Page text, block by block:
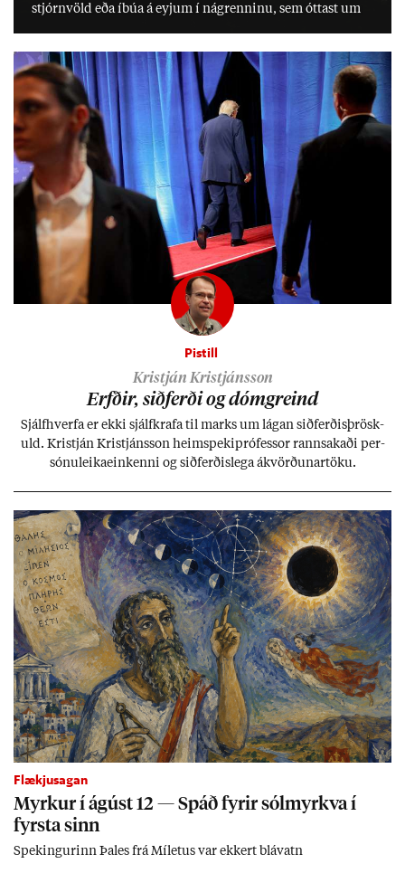
stjórn­völd eða íbúa á eyj­um í ná­grenn­inu, sem ótt­ast um
Pistill
Kristján Kristjánsson
Erfð­ir, sið­ferði og dómgreind
Sjálf­hverfa er ekki sjálf­krafa til marks um lág­an sið­ferð­is­þrösk­
uld. Kristján Kristjáns­son heim­speki­pró­fess­or rann­sak­aði per­
sónu­leika­ein­kenni og sið­ferð­is­lega ákvörð­un­ar­töku.
Flækjusagan
Myrk­ur í ág­úst 12 — Spáð fyr­ir sól­myrkva í
fyrsta sinn
Spek­ing­ur­inn Þa­les frá Míletus var ekk­ert blá­vatn